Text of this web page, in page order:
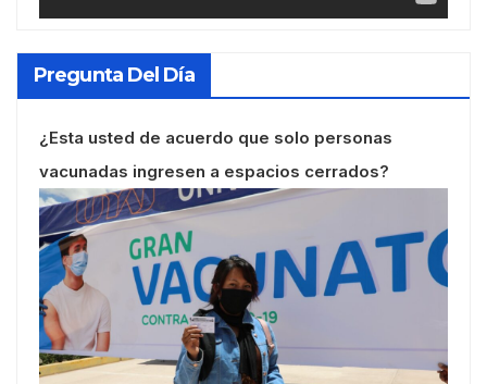
Pregunta Del Día
¿Esta usted de acuerdo que solo personas
vacunadas ingresen a espacios cerrados?